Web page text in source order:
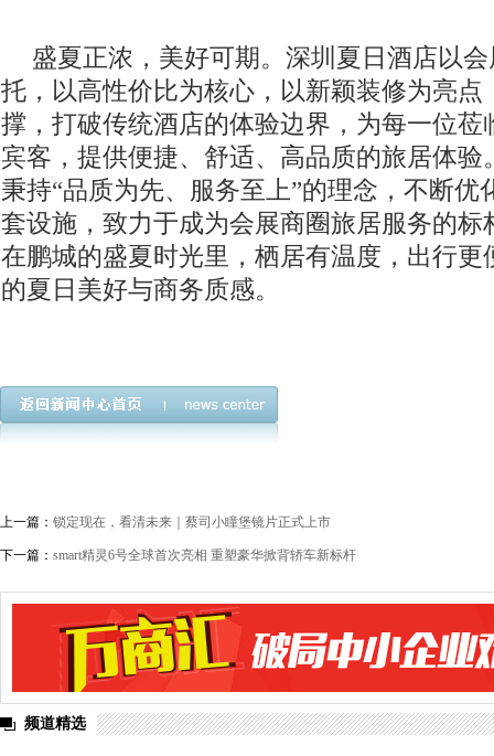
盛夏正浓，美好可期。深圳夏日酒店以
托，以高性价比为核心，以新颖装修为亮点
撑，打破传统酒店的体验边界，为每一位莅
宾客，提供便捷、舒适、高品质的旅居体验
秉持“品质为先、服务至上”的理念，不断优
套设施，致力于成为会展商圈旅居服务的标
在鹏城的盛夏时光里，栖居有温度，出行更
的夏日美好与商务质感。
上一篇： 锁定现在，看清未来｜蔡司小瞳堡镜片正式上市
下一篇： smart精灵6号全球首次亮相 重塑豪华掀背轿车新标杆
频道精选